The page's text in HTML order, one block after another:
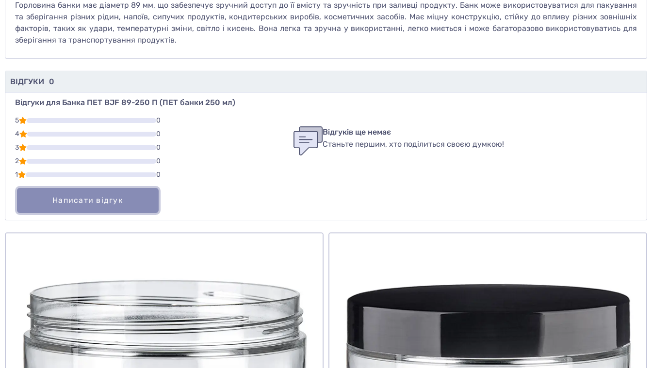
Горловина банки має діаметр 89 мм, що забезпечує зручний доступ до її вмісту та зручність при заливці продукту. Банк може використовуватися для пакування
та зберігання різних рідин, напоїв, сипучих продуктів, кондитерських виробів, косметичних засобів. Має міцну конструкцію, стійку до впливу різних зовнішніх
факторів, таких як удари, температурні зміни, світло і кисень. Вона легка та зручна у використанні, легко миється і може багаторазово використовуватись для
зберігання та транспортування продуктів.
ВІДГУКИ 0
Відгуки для Банка ПЕТ BJF 89-250 П (ПЕТ банки 250 мл)
5
0
4
0
3
0
2
0
1
0
Написати відгук
Чи рекомендуєте ви цей товар
Відгуків ще немає
Станьте першим, хто поділиться своєю думкою!